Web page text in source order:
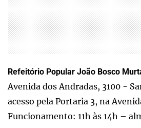
Refeitório Popular João Bosco
Avenida dos Andradas, 3100 -
acesso pela Portaria 3, na
Funcionamento: 11h às 14h –